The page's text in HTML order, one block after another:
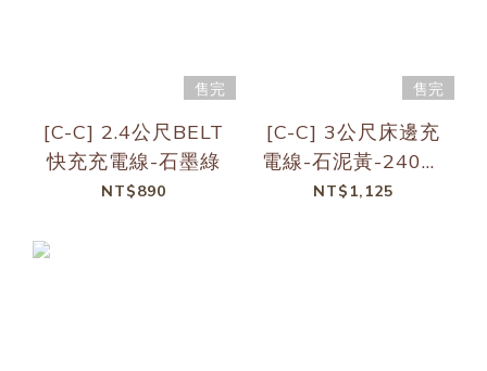
售完
[C-C] 2.4公尺BELT
快充充電線-石墨綠
NT$890
售完
[C-C] 3公尺床邊充
電線-石泥黃-240W
快充
NT$1,125